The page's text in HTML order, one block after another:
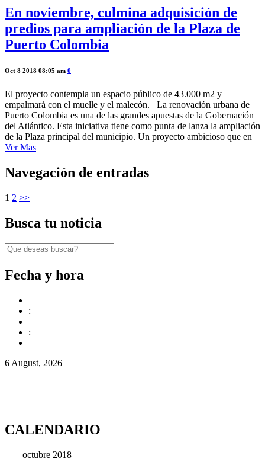
En noviembre, culmina adquisición de
predios para ampliación de la Plaza de
Puerto Colombia
Oct 8 2018 08:05 am 0
El proyecto contempla un espacio público de 43.000 m2 y
empalmará con el muelle y el malecón. La renovación urbana de
Puerto Colombia es una de las grandes apuestas de la Gobernación
del Atlántico. Esta iniciativa tiene como punta de lanza la ampliación
de la Plaza principal del municipio. Un proyecto ambicioso que en
Ver Mas
Navegación de entradas
1 2 >>
Busca tu noticia
Fecha y hora
:
:
6 August, 2026
CALENDARIO
octubre 2018